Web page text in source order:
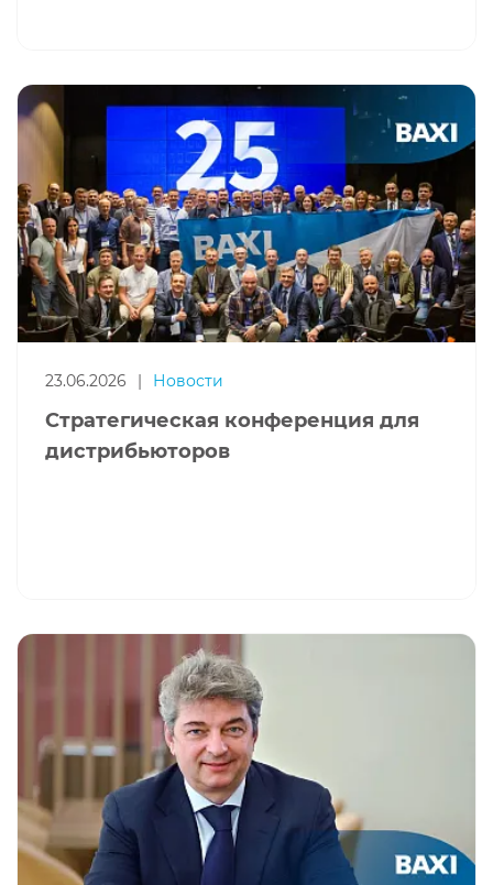
23.06.2026 Новости
Стратегическая конференция для
дистрибьюторов